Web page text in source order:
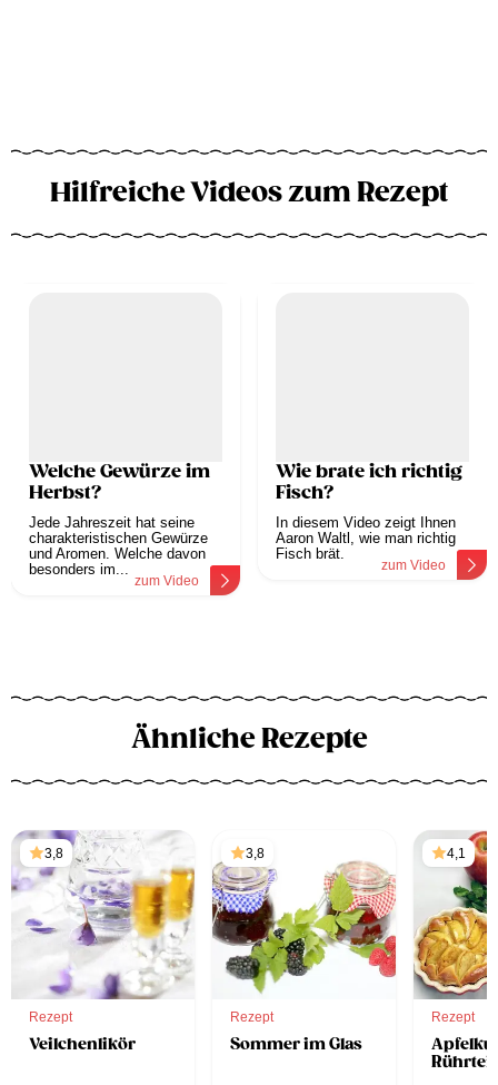
Hilfreiche Videos zum Rezept
Welche Gewürze im
Herbst?
Jede Jahreszeit hat seine
charakteristischen Gewürze
und Aromen. Welche davon
besonders im...
zum Video
Wie brate ich richtig
Fisch?
In diesem Video zeigt Ihnen
Aaron Waltl, wie man richtig
Fisch brät.
zum Video
Ähnliche Rezepte
3,8
Rezept
Veilchenlikör
3,8
Rezept
Sommer im Glas
4,1
Rezept